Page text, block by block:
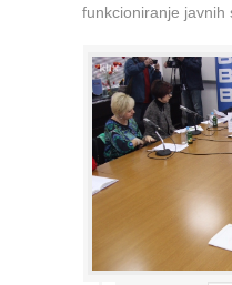
funkcioniranje javnih